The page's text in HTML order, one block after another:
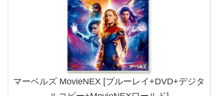
マーベルズ MovieNEX [ブルーレイ+DVD+デジタ